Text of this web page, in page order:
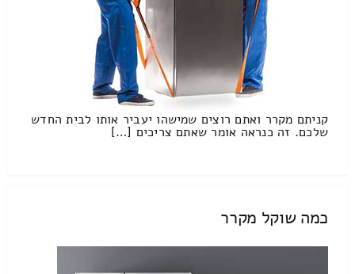
קניתם מקרר ואתם רוצים שמישהו יעביר אותו לבית החדש
שלכם. זה כנראה אומר שאתם צריכים […]
כמה שוקל מקרר